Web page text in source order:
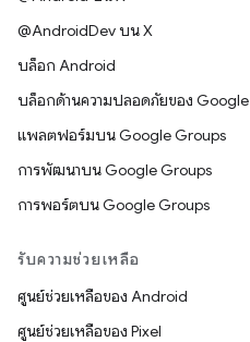
@AndroidDev บน X
บล็อก Android
บล็อกด้านความปลอดภัยของ Google
แพลตฟอร์มบน Google Groups
การพัฒนาบน Google Groups
การพอร์ตบน Google Groups
รับความช่วยเหลือ
ศูนย์ช่วยเหลือของ Android
ศูนย์ช่วยเหลือของ Pixel